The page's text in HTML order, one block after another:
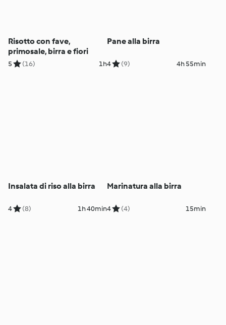
Risotto con fave,
primosale, birra e fiori
5 (16) 1h
Pane alla birra
4 (9) 4h 55min
Insalata di riso alla birra
4 (8) 1h 40min
Marinatura alla birra
4 (4) 15min